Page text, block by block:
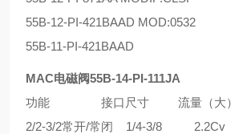
55B-12-PI-421BAAD MOD:0532
55B-11-PI-421BAAD
MAC电磁阀55B-14-PI-111JA
功能 接口尺寸 流量（大）
2/2-3/2常开/常闭 1/4-3/8